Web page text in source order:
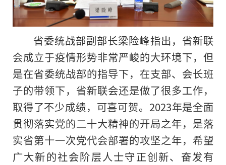
省委统战部副部长梁险峰指出，省新联
会成立于疫情形势非常严峻的大环境下，但
是在省委统战部的指导下，在支部、会长班
子的带领下，省新联会还是做了很多工作，
取得了不少成绩，可喜可贺。2023年是全面
贯彻落实党的二十大精神的开局之年，是落
实省第十一次党代会部署的攻坚之年，希望
广大新的社会阶层人士守正创新、奋发有